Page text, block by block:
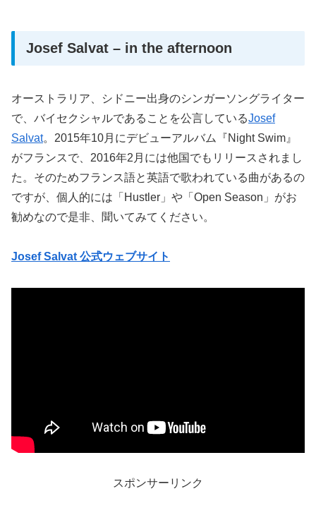
Josef Salvat – in the afternoon
オーストラリア、シドニー出身のシンガーソングライター
で、バイセクシャルであることを公言しているJosef
Salvat。2015年10月にデビューアルバム『Night Swim』
がフランスで、2016年2月には他国でもリリースされまし
た。そのためフランス語と英語で歌われている曲があるの
ですが、個人的には「Hustler」や「Open Season」がお
勧めなので是非、聞いてみてください。
Josef Salvat 公式ウェブサイト
スポンサーリンク